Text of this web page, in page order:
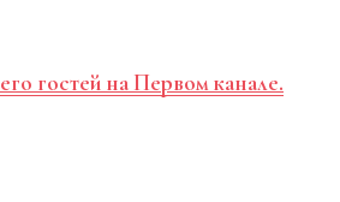
гостей на Первом канале.